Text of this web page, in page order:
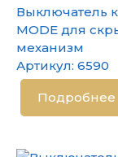
Выключатель
MODE для
механизм
Артикул: 6590
Подробнее